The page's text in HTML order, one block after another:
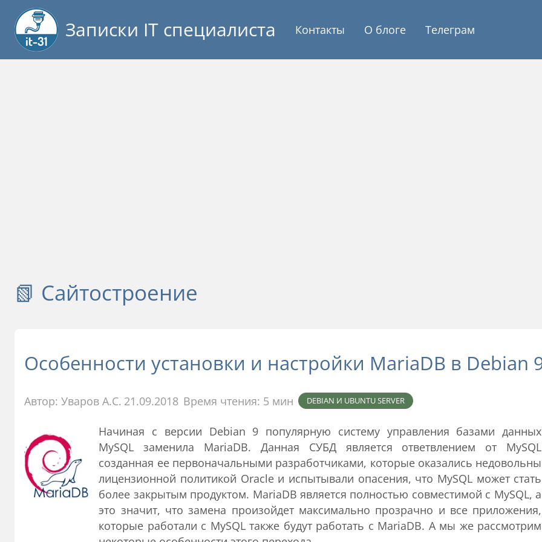
Записки IT специалиста Контакты О блоге Телеграм
📗 Сайтостроение
Особенности установки и настройки MariaDB в Debian
Автор: Уваров А.С. 21.09.2018 Время чтения: 5 мин DEBIAN И UBUNTU SERVER
Начиная с версии Debian 9 популярную систему управления базами данных
MySQL заменила MariaDB. Данная СУБД является ответвлением от MySQL
созданная ее первоначальными разработчиками, которые оказались недовольны
лицензионной политикой Oracle и испытывали опасения, что MySQL может стать
более закрытым продуктом. MariaDB является полностью совместимой с MySQL, а
это значит, что замена произойдет максимально прозрачно и все приложения,
которые работали с MySQL также будут работать с MariaDB. А мы же рассмотрим